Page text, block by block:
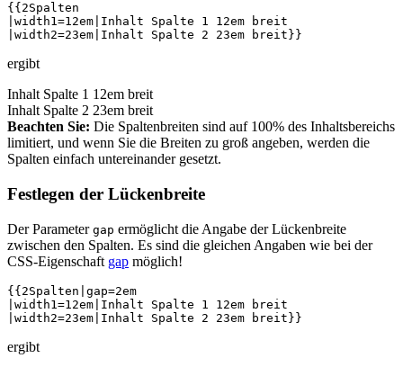
{{2Spalten
|width1=12em|Inhalt Spalte 1 12em breit
|width2=23em|Inhalt Spalte 2 23em breit}}
ergibt
Inhalt Spalte 1 12em breit
Inhalt Spalte 2 23em breit
Beachten Sie: Die Spaltenbreiten sind auf 100% des Inhaltsbereichs
limitiert, und wenn Sie die Breiten zu groß angeben, werden die
Spalten einfach untereinander gesetzt.
Festlegen der Lückenbreite
Der Parameter gap ermöglicht die Angabe der Lückenbreite
zwischen den Spalten. Es sind die gleichen Angaben wie bei der
CSS-Eigenschaft gap möglich!
{{2Spalten|gap=2em
|width1=12em|Inhalt Spalte 1 12em breit
|width2=23em|Inhalt Spalte 2 23em breit}}
ergibt